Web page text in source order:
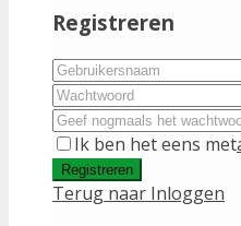
Registreren
Ik ben het eens met
Registreren
Terug naar Inloggen